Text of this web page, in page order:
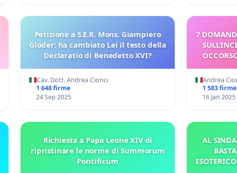
Petizione a S.E.R. Mons. Giampiero
Gloder: ha cambiato Lei il testo della
Declaratio di Benedetto XVI?
Cav. Dott. Andrea Cionci
1 648 firme
24 Sep 2025
7
Andrea
1 583 firme
16 Jan 2025
Richiesta a Papa Leone XIV di
ripristinare le norme di Summorum
Pontificum
AL